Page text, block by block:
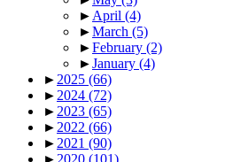
► April (4)
►March (5)
►February (2)
►January (4)
► 2025 (66)
► 2024 (72)
► 2023 (65)
► 2022 (66)
► 2021 (90)
► 2020 (101)